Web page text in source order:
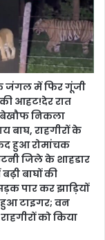
जंगल में फिर गूंजी
की आहट!देर रात
निकला
बाघ, राहगीरों के
हुआ रोमांचक
जिले के शाहडार
बढ़ी बाघों की
पार कर झाड़ियों
टाइगर; वन
को किया